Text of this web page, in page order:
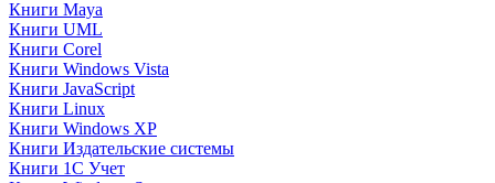
Книги Maya
Книги UML
Книги Corel
Книги Windows Vista
Книги JavaScript
Книги Linux
Книги Windows XP
Книги Издательские системы
Книги 1C Учет